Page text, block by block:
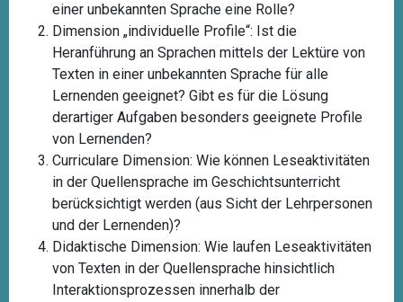
einer unbekannten Sprache eine Rolle?
Dimension „individuelle Profile“: Ist die
Heranführung an Sprachen mittels der Lektüre von
Texten in einer unbekannten Sprache für alle
Lernenden geeignet? Gibt es für die Lösung
derartiger Aufgaben besonders geeignete Profile
von Lernenden?
Curriculare Dimension: Wie können Leseaktivitäten
in der Quellensprache im Geschichtsunterricht
berücksichtigt werden (aus Sicht der Lehrpersonen
und der Lernenden)?
Didaktische Dimension: Wie laufen Leseaktivitäten
von Texten in der Quellensprache hinsichtlich
Interaktionsprozessen innerhalb der